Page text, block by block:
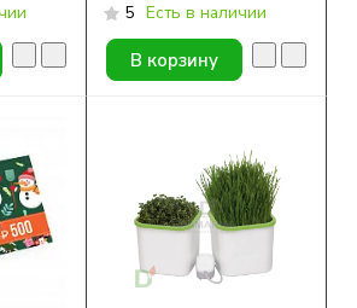
5 Есть в наличии
В корзину